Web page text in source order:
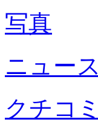
写真
ニュース
クチコミ